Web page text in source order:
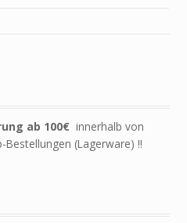
ab 100€ innerhalb von
(Lagerware) !!